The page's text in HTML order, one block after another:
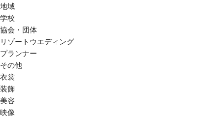
地域
学校
協会・団体
リゾートウエディング
プランナー
その他
衣裳
装飾
美容
映像